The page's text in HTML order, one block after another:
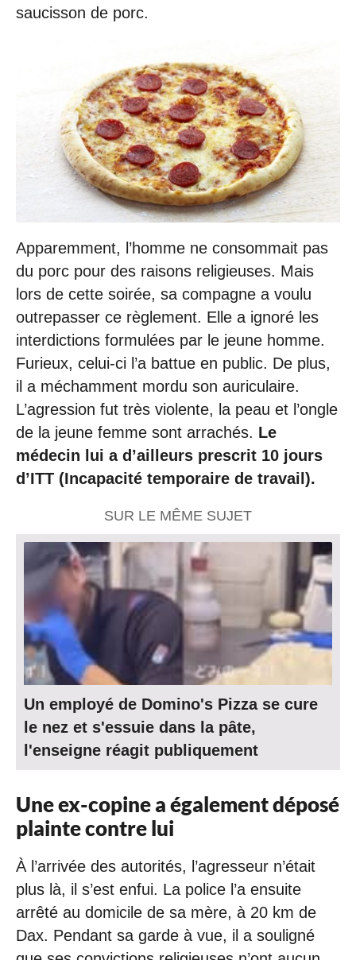
saucisson de porc.
Apparemment, l’homme ne consommait pas
du porc pour des raisons religieuses. Mais
lors de cette soirée, sa compagne a voulu
outrepasser ce règlement. Elle a ignoré les
interdictions formulées par le jeune homme.
Furieux, celui-ci l’a battue en public. De plus,
il a méchamment mordu son auriculaire.
L’agression fut très violente, la peau et l’ongle
de la jeune femme sont arrachés. Le
médecin lui a d’ailleurs prescrit 10 jours
d’ITT (Incapacité temporaire de travail).
SUR LE MÊME SUJET
Un employé de Domino's Pizza se cure
le nez et s'essuie dans la pâte,
l'enseigne réagit publiquement
Une ex-copine a également déposé
plainte contre lui
À l’arrivée des autorités, l’agresseur n’était
plus là, il s’est enfui. La police l’a ensuite
arrêté au domicile de sa mère, à 20 km de
Dax. Pendant sa garde à vue, il a souligné